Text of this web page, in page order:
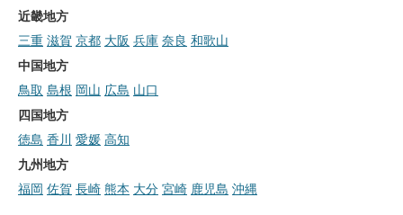
近畿地方
三重 滋賀 京都 大阪 兵庫 奈良 和歌山
中国地方
鳥取 島根 岡山 広島 山口
四国地方
徳島 香川 愛媛 高知
九州地方
福岡 佐賀 長崎 熊本 大分 宮崎 鹿児島 沖縄